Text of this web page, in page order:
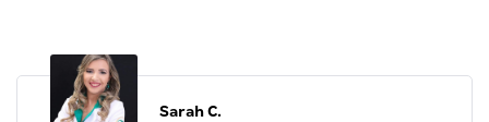
Sarah C.